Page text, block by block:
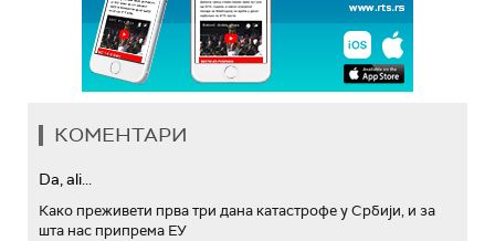
КОМЕНТАРИ
Da, ali...
Како преживети прва три дана катастрофе у Србији, и за
шта нас припрема ЕУ